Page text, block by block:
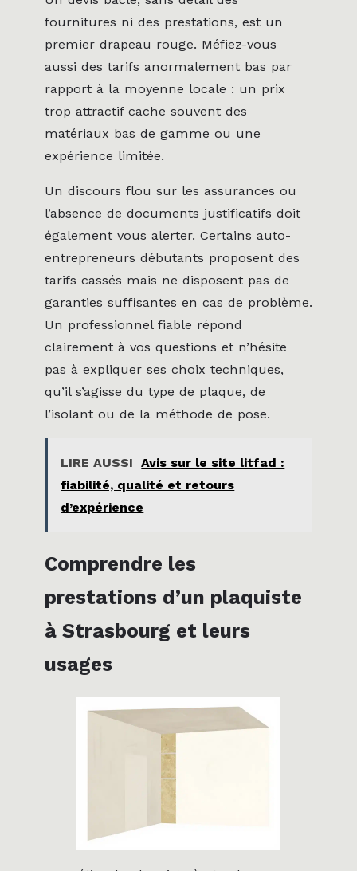
fournitures ni des prestations, est un
premier drapeau rouge. Méfiez-vous
aussi des tarifs anormalement bas par
rapport à la moyenne locale : un prix
trop attractif cache souvent des
matériaux bas de gamme ou une
expérience limitée.
Un discours flou sur les assurances ou
l’absence de documents justificatifs doit
également vous alerter. Certains auto-
entrepreneurs débutants proposent des
tarifs cassés mais ne disposent pas de
garanties suffisantes en cas de problème.
Un professionnel fiable répond
clairement à vos questions et n’hésite
pas à expliquer ses choix techniques,
qu’il s’agisse du type de plaque, de
l’isolant ou de la méthode de pose.
LIRE AUSSI Avis sur le site litfad :
fiabilité, qualité et retours
d’expérience
Comprendre les
prestations d’un plaquiste
à Strasbourg et leurs
usages